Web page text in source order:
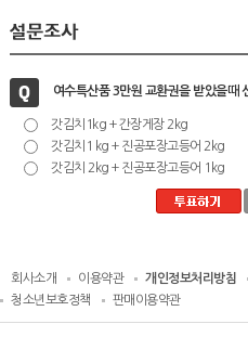
여수특산품 3만원 교환권을 받았을때
갓김치1kg + 간장게장 2kg
갓김치1 kg + 진공포장고등어 2kg
갓김치 2kg + 진공포장고등어 1kg
회사소개 이용약관 개인정보처리방침
청소년보호정책
판매이용약관